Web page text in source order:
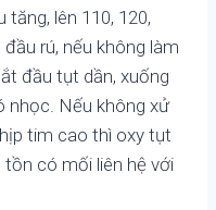
lên 110, 120,
rú, nếu không làm
đầu tụt dần, xuống
nhọc. Nếu không xử
tim cao thì oxy tụt
tồn có mối liên hệ với